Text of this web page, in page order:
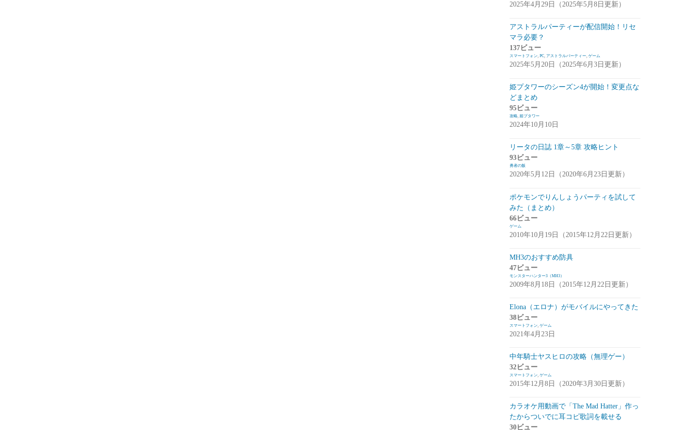
攻略情報(5)
雑談(7)
拡張少女系トライナリー(トライナリー)
勇者の飯 (14)
ボーダーブレイク
アスタータタリクス(アスタタ)
イベント事前情報(16)
攻略情報
サクライグノラムス(サクムス)(2)
アプデ・イベント情報
雑談(1)
メビウスファイナルファンタジー(メビウ
スFF) (157)
ジョブステータス
カオスの魔窟
テイルズウィーバー：SecondRun(TWSR)
(10)
雑談
2025年4月29日（2025年5月8日更新）
アストラルパーティーが配信開始！リセ
マラ必要？
137ビュー
スマートフォン, PC, アストラルパーティー, ゲーム
2025年5月20日（2025年6月3日更新）
姫プタワーのシーズン4が開始！変更点な
どまとめ
95ビュー
攻略, 姫プタワー
2024年10月10日
リータの日誌 1章～5章 攻略ヒント
93ビュー
勇者の飯
2020年5月12日（2020年6月23日更新）
ポケモンでりんしょうパーティを試して
みた（まとめ）
66ビュー
ゲーム
2010年10月19日（2015年12月22日更新）
MH3のおすすめ防具
47ビュー
モンスターハンター3（MH3）
2009年8月18日（2015年12月22日更新）
Elona（エロナ）がモバイルにやってきた
38ビュー
スマートフォン, ゲーム
2021年4月23日
中年騎士ヤスヒロの攻略（無理ゲー）
32ビュー
スマートフォン, ゲーム
2015年12月8日（2020年3月30日更新）
カラオケ用動画で「The Mad Hatter」作っ
たからついでに耳コピ歌詞を載せる
30ビュー